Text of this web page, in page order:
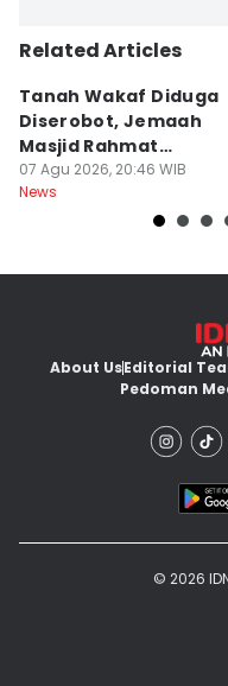
Related Articles
Tanah Wakaf Diduga
Diserobot, Jemaah
Masjid Rahmat
Surabaya Protes
07 Agu 2026, 20:46 WIB
News
About UsEditorial
Pedoman
© 2026